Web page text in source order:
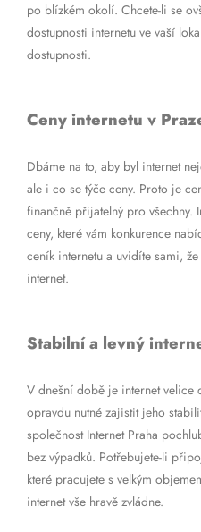
po blízkém okolí. Chcete-li se
dostupnosti internetu ve vaší
dostupnosti.
Ceny internetu v
Dbáme na to, aby byl internet
ale i co se týče ceny. Proto je
finančně přijatelný pro všechny.
ceny, které vám konkurence
ceník internetu a uvidíte sami,
internet.
Stabilní a levný
V dnešní době je internet velice
opravdu nutné zajistit jeho
společnost Internet Praha
bez výpadků. Potřebujete-li
které pracujete s velkým
internet vše hravě zvládne.